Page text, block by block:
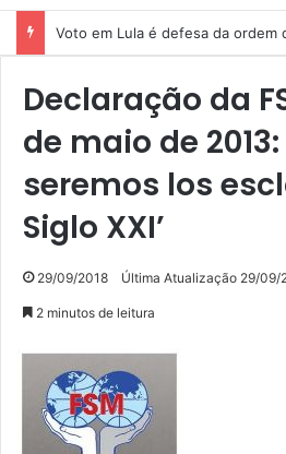
Voto em Lula é defesa da ordem
Declaração da
de maio de 2013:
seremos los
Siglo XXI’
29/09/2018 Última Atualização 29/09/
2 minutos de leitura